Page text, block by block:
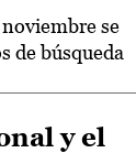
se
de búsqueda
y el